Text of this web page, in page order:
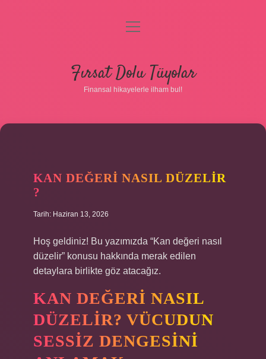
Gizlilik Politikası
Hakkımızda
menüyü
Fırsat Dolu Tüyolar
Finansal hikayelerle ilham bul!
KAN DEĞERI NASIL DÜZELIR
?
Tarih: Haziran 13, 2026
Hoş geldiniz! Bu yazımızda “Kan değeri nasıl
düzelir” konusu hakkında merak edilen
detaylara birlikte göz atacağız.
KAN DEĞERI NASIL
DÜZELIR? VÜCUDUN
SESSIZ DENGESINI